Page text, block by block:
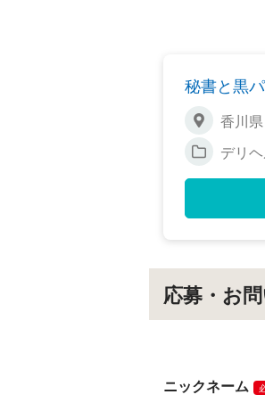
秘書と黒
香川
デリ
応募・お
ニックネーム